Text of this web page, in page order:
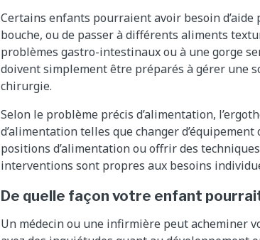
Certains enfants pourraient avoir besoin
bouche, ou de passer à différents aliments
problèmes gastro-intestinaux ou à une gorge
doivent simplement être préparés à gérer une
chirurgie.
Selon le problème précis d’alimentation,
d’alimentation telles que changer
positions d’alimentation ou offrir des
interventions sont propres aux besoins
De quelle façon votre enfant
Un médecin ou une infirmière peut acheminer